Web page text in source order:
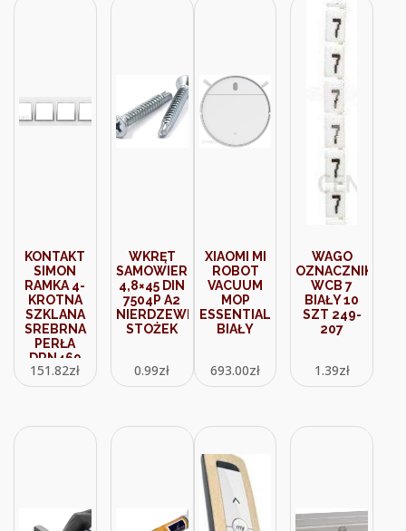
KONTAKT
SIMON
RAMKA 4-
KROTNA
SZKLANA
SREBRNA
PERŁA
DRN469
151.82zł
WKRĘT
SAMOWIERCĄCY
4,8×45 DIN
7504P A2
NIERDZEWNY
STOŻEK
0.99zł
XIAOMI MI
ROBOT
VACUUM
MOP
ESSENTIAL
BIAŁY
693.00zł
WAGO
OZNACZNIK
WCB 7
BIAŁY 10
SZT 249-
207
1.39zł